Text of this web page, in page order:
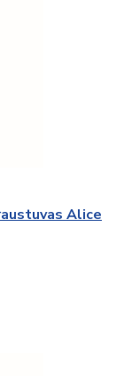
Alice